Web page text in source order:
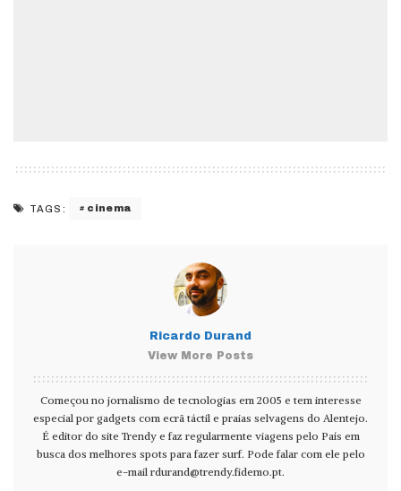
TAGS: cinema
Ricardo Durand
View More Posts
Começou no jornalismo de tecnologias em 2005 e tem interesse
especial por gadgets com ecrã táctil e praias selvagens do Alentejo.
É editor do site Trendy e faz regularmente viagens pelo País em
busca dos melhores spots para fazer surf. Pode falar com ele pelo
e-mail rdurand@trendy.fidemo.pt.